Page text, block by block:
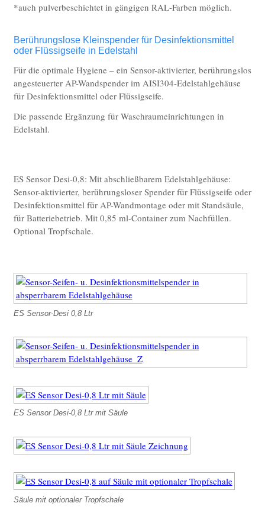
Medizin
Nahrungsmittelherstellung/HoReCa
Bad – barrierefrei
Objektbereich
Hygiene
Umweltschutz
Sicherheit
Betriebsanleitungen
Stammblätter
Über LOex
*auch pulverbeschichtet in gängigen RAL-Farben möglich.
Berührungslose Kleinspender für Desinfektionsmittel
oder Flüssigseife in Edelstahl
Für die optimale Hygiene – ein Sensor-aktivierter, berührungslos
angesteuerter AP-Wandspender im AISI304-Edelstahlgehäuse
für Desinfektionsmittel oder Flüssigseife.
Die passende Ergänzung für Waschraumeinrichtungen in
Edelstahl.
ES Sensor Desi-0,8: Mit abschließbarem Edelstahlgehäuse:
Sensor-aktivierter, berührungsloser Spender für Flüssigseife oder
Desinfektionsmittel für AP-Wandmontage oder mit Standsäule,
für Batteriebetrieb. Mit 0,85 ml-Container zum Nachfüllen.
Optional Tropfschale.
ES Sensor-Desi 0,8 Ltr
ES Sensor Desi-0,8 Ltr mit Säule
Säule mit optionaler Tropfschale